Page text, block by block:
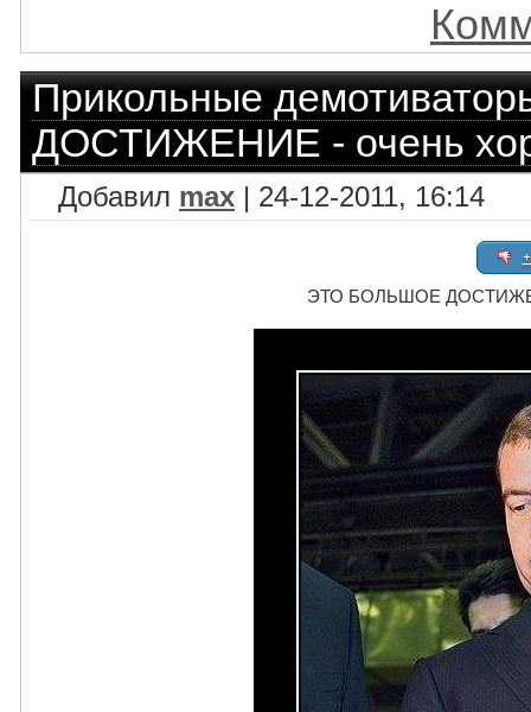
Прикольные
ДОСТИЖЕНИЕ - очень
Добавил max | 24-12-2011, 16:14
ЭТО БОЛЬШОЕ